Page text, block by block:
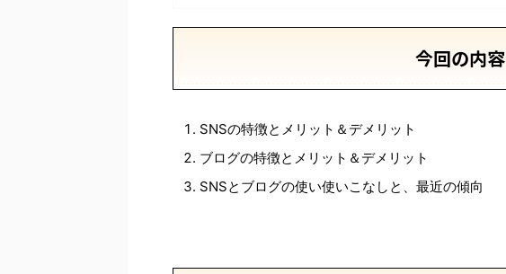
今回の内容
SNSの特徴とメリット＆デメリット
ブログの特徴とメリット＆デメリット
SNSとブログの使い使いこなしと、最近の傾向